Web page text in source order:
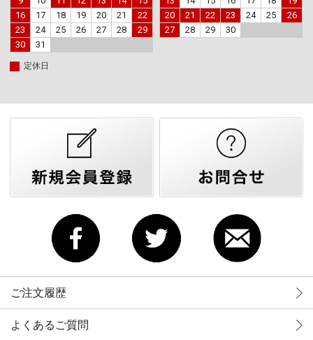
16
17 18 19 20 21
22
23
24 25 26 27 28
29
30
31
20
21 22 23 24 25
26
27
28 29 30
定休日
ご注文履歴
よくあるご質問